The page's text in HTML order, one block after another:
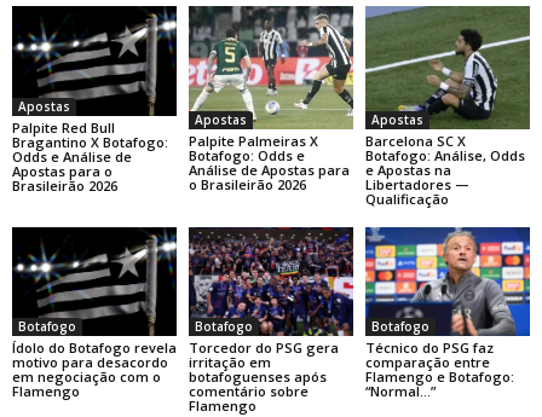
Apostas
Palpite Red Bull
Bragantino X Botafogo:
Odds e Análise de
Apostas para o
Brasileirão 2026
Apostas
Palpite Palmeiras X
Botafogo: Odds e
Análise de Apostas para
o Brasileirão 2026
Apostas
Barcelona SC X
Botafogo: Análise, Odds
e Apostas na
Libertadores —
Qualificação
Botafogo
Ídolo do Botafogo revela
motivo para desacordo
em negociação com o
Flamengo
Botafogo
Torcedor do PSG gera
irritação em
botafoguenses após
comentário sobre
Flamengo
Botafogo
Técnico do PSG faz
comparação entre
Flamengo e Botafogo:
“Normal…”